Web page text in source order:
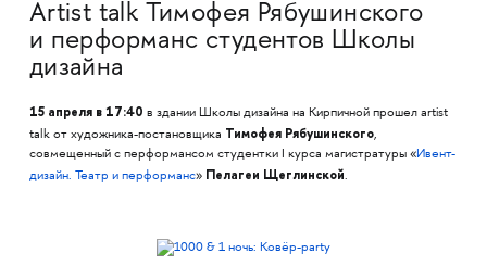
Artist talk Тимофея Рябушинского
и перформанс студентов Школы
дизайна
15 апреля в 17:40 в здании Школы дизайна на Кирпичной прошел artist
talk от художника-постановщика Тимофея Рябушинского,
совмещенный с перформансом студентки I курса магистратуры «Ивент-
дизайн. Театр и перформанс» Пелагеи Щеглинской.